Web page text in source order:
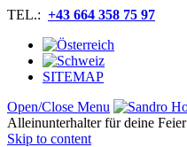
TEL.: +43 664 358 75 97
SITEMAP
Open/Close Menu
Alleinunterhalter für deine Feier
Skip to content